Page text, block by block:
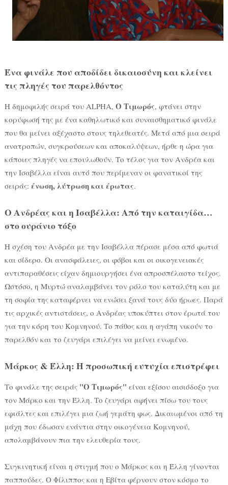
Ένα φινάλε που αποδίδει δικαιοσύνη και κλείνει
τις πληγές του παρελθόντος
Η δημοφιλής σειρά του ALPHA, Ο Τιμωρός, φτάνει στην
κορύφωσή της με ένα καθηλωτικό και συναισθηματικό φινάλε
που θα μείνει αξέχαστο στους τηλεθεατές. Μετά από μια σειρά
ανατροπών, συγκρούσεων και αποκαλύψεων, ήρθε η ώρα για
κάποιες πληγές να επουλωθούν. Το τέλος για τον Ανδρέα και
την Ισαβέλλα είναι αυτό που περίμεναν οι φανατικοί της
σειράς: ένωση, λύτρωση και έρωτας.
Ο Ανδρέας και η Ισαβέλλα: Από την καταιγίδα…
στο ουράνιο τόξο
Η σχέση του Ανδρέα με την Ισαβέλλα πέρασε μέσα από φωτιά
και σίδερο. Οι ανασφάλειες, οι φόβοι και οι οικογενειακές
αντιπαραθέσεις είχαν δημιουργήσει ένα απροσπέλαστο τείχος.
Ωστόσο, η Μυρτώ αναλαμβάνει τον ρόλο του καταλύτη και με
τη σοφία της καταφέρνει να ενώσει ξανά τους δύο ήρωες. Παρά
τις αρχικές αντιστάσεις, ο Ανδρέας υποκύπτει στον έρωτά του
για την κόρη του Κομνηνού. Το πάθος και η αγάπη νικούν το
παρελθόν και το ζευγάρι επιλέγει να μείνει ενωμένο.
Μάρκος & Έλλη: Η προσωπική ευτυχία επιστρέφει
Το φινάλε της σειράς "Ο Τιμωρός" είναι εξίσου αισιόδοξο για
τον Μάρκο και την Έλλη. Το ζευγάρι αφήνει πίσω του τους
εφιάλτες και επιλέγει μια ζωή γεμάτη φως. Δικαιωμένοι από τη
μάχη που έδωσαν ενάντια στην οικογένεια Κομνηνού,
απολαμβάνουν πια την ελευθερία τους.
Συγκινητική είναι η στιγμή που ο Μάρκος και η Έλλη γίνονται
παππούδες. Ο Φίλιππος και η Εβίτα φέρνουν στον κόσμο το